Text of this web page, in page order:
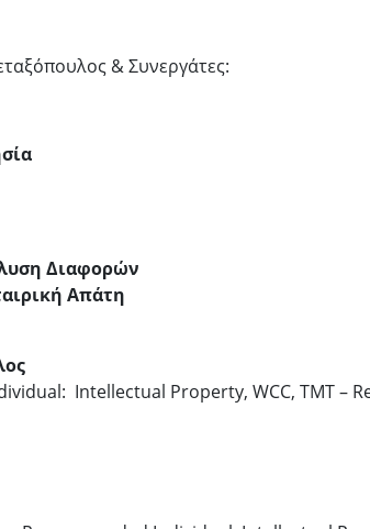
& Συνεργάτες:
Διαφορών
Απάτη
Intellectual Property, WCC, TMT –